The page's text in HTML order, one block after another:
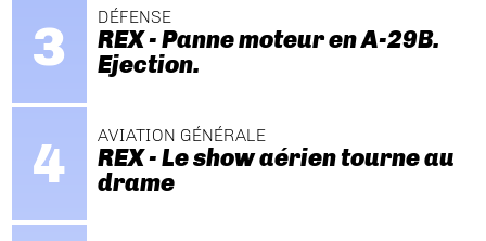
DÉFENSE
REX - Panne moteur en A-29B.
Ejection.
AVIATION GÉNÉRALE
REX - Le show aérien tourne au
drame